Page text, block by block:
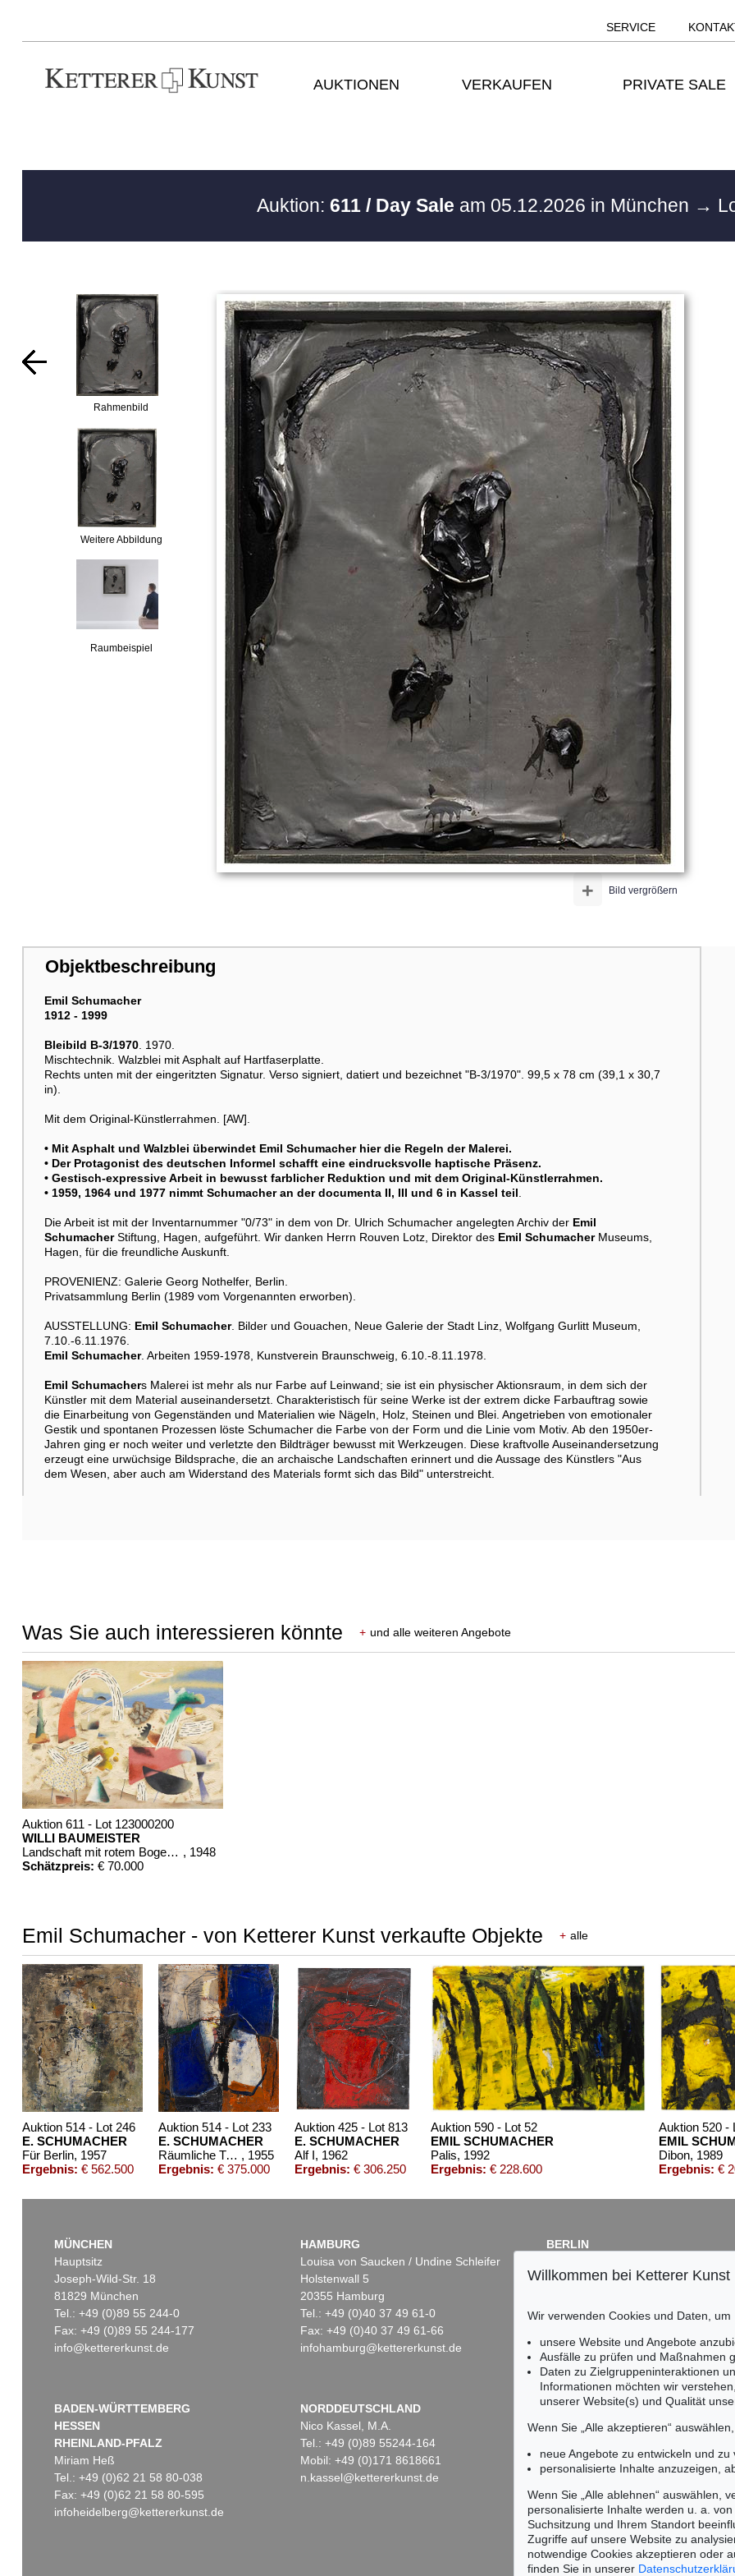
SERVICE
AUKTIONEN VERKAUFEN PRIVATE SALE
Auktion:611 / Day Sale am 05.12.2026 in München →
Rahmenbild
Weitere Abbildung
Raumbeispiel
Bild vergrößern
+
Objektbeschreibung
Emil Schumacher
1912 - 1999
Bleibild B-3/1970. 1970.
Mischtechnik. Walzblei mit Asphalt auf Hartfaserplatte.
Rechts unten mit der eingeritzten Signatur. Verso signiert, datiert und bezeichnet "B-3/1970". 99,5 x 78 cm (39,1 x 30,7
in).
Mit dem Original-Künstlerrahmen. [AW].
• Mit Asphalt und Walzblei überwindet Emil Schumacherhier die Regeln der Malerei.
• Der Protagonist des deutschen Informel schafft eine eindrucksvolle haptische Präsenz.
• Gestisch-expressive Arbeit in bewusst farblicher Reduktion und mit dem Original-Künstlerrahmen.
• 1959, 1964 und 1977 nimmt Schumacher an der documenta II, III und 6 in Kassel teil.
Die Arbeit ist mit der Inventarnummer "0/73" in dem von Dr. Ulrich Schumacher angelegten Archiv der Emil
SchumacherStiftung, Hagen, aufgeführt. Wir danken Herrn Rouven Lotz, Direktor des Emil SchumacherMuseums,
Hagen, für die freundliche Auskunft.
PROVENIENZ: Galerie Georg Nothelfer, Berlin.
Privatsammlung Berlin (1989 vom Vorgenannten erworben).
AUSSTELLUNG: Emil Schumacher. Bilder und Gouachen, Neue Galerie der Stadt Linz, Wolfgang Gurlitt Museum,
7.10.-6.11.1976.
Emil Schumacher. Arbeiten 1959-1978, Kunstverein Braunschweig, 6.10.-8.11.1978.
Emil Schumachers Malerei ist mehr als nur Farbe auf Leinwand; sie ist ein physischer Aktionsraum, in dem sich der
Künstler mit dem Material auseinandersetzt. Charakteristisch für seine Werke ist der extrem dicke Farbauftrag sowie
die Einarbeitung von Gegenständen und Materialien wie Nägeln, Holz, Steinen und Blei. Angetrieben von emotionaler
Gestik und spontanen Prozessen löste Schumacher die Farbe von der Form und die Linie vom Motiv. Ab den 1950er-
Jahren ging er noch weiter und verletzte den Bildträger bewusst mit Werkzeugen. Diese kraftvolle Auseinandersetzung
erzeugt eine urwüchsige Bildsprache, die an archaische Landschaften erinnert und die Aussage des Künstlers "Aus
dem Wesen, aber auch am Widerstand des Materials formt sich das Bild" unterstreicht.
Was Sie auch interessieren könnte + und alle weiteren Angebote
Auktion 611 - Lot 123000200
WILLI BAUMEISTER
Landschaft mit rotem Bogen (Sommerfest) , 1948
Schätzpreis: € 70.000
Emil Schumacher - von Ketterer Kunst verkaufte Objekte + alle
Auktion 514 - Lot 246
E. SCHUMACHER
Für Berlin, 1957
Ergebnis: € 562.500
Auktion 514 - Lot 233
E. SCHUMACHER
Räumliche Trennung , 1955
Ergebnis: € 375.000
Auktion 425 - Lot 813
E. SCHUMACHER
Alf I, 1962
Ergebnis: € 306.250
Auktion 590 - Lot 52
EMIL SCHUMACHER
Palis, 1992
Ergebnis: € 228.600
Auktion 520 -
EMIL
Dibon, 1989
Ergebnis: €
Auktion 600 - Lot 8
Auktion 470 - Lot 898
EMIL SCHUMACHER
€ 162.500
Auktion 550 -
EMIL
Matora
, 1966
Ergebnis:€
MÜNCHEN
Hauptsitz
Joseph-Wild-Str. 18
81829 München
Tel.: +49 (0)89 55 244-0
Fax: +49 (0)89 55 244-177
info@kettererkunst.de
HAMBURG
Louisa von Saucken / Undine Schleifer
Holstenwall 5
20355 Hamburg
Tel.: +49 (0)40 37 49 61-0
Fax: +49 (0)40 37 49 61-66
infohamburg@kettererkunst.de
BERLIN
Fasanenstr. 70
Tel.: +49 (0)30 88 67 53-63
infoberlin@kettererkunst.de
BADEN-WÜRTTEMBERG
HESSEN
RHEINLAND-PFALZ
Miriam Heß
Tel.: +49 (0)62 21 58 80-038
Fax: +49 (0)62 21 58 80-595
infoheidelberg@kettererkunst.de
NORDDEUTSCHLAND
Nico Kassel, M.A.
Tel.: +49 (0)89 55244-164
Mobil: +49 (0)171 8618661
n.kassel@kettererkunst.de
Keine Auktion mehr
Wir informieren Sie
Willkommen bei Ketterer Kunst
Wir verwenden Cookies und Daten, um
unsere Website und Angebote
Ausfälle zu prüfen und Maßnahmen
Daten zu Zielgruppeninteraktionen
Informationen möchten wir
unserer Website(s) und Qualität
Wenn Sie „Alle akzeptieren“
neue Angebote zu entwickeln und zu
personalisierte Inhalte anzuzeigen,
Wenn Sie „Alle ablehnen“ auswählen,
personalisierte Inhalte werden u. a.
Suchsitzung und Ihrem Standort
Zugriffe auf unsere Website zu
notwendige Cookies akzeptieren oder
finden Sie in unserer